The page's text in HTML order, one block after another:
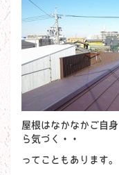
屋根はなかなかご自
ら気づく・・
ってこともあります。